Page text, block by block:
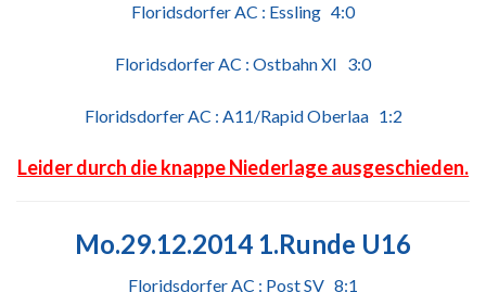
Floridsdorfer AC : Essling 4:0
Floridsdorfer AC : Ostbahn XI 3:0
Floridsdorfer AC : A11/Rapid Oberlaa 1:2
Leider durch die knappe Niederlage ausgeschieden.
Mo.29.12.2014 1.Runde U16
Floridsdorfer AC : Post SV 8:1